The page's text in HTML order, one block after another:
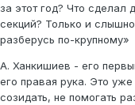
за этот год? Что сделал
секций? Только и
разберусь по-крупному»
А. Ханкишиев - его
его правая рука. Это
созидать, не помогать